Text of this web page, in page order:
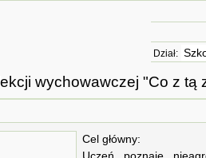
Dział:
wychowawczej "Co z tą
Cel główny: